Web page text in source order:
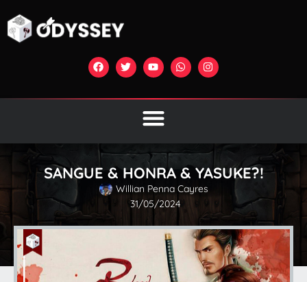
SANGUE & HONRA & YASUKE?!
Willian Penna Cayres
31/05/2024